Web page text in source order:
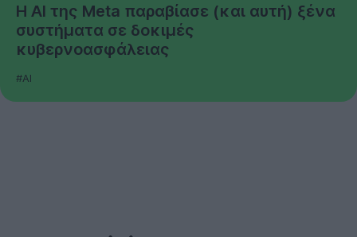
Η AI της Meta παραβίασε (και αυτή) ξένα
συστήματα σε δοκιμές
κυβερνοασφάλειας
#AI